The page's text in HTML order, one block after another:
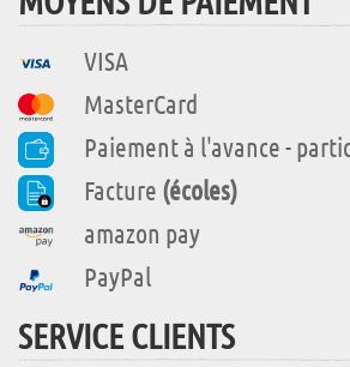
VISA
MasterCard
Paiement à l'avance -
Facture (écoles)
amazon pay
PayPal
SERVICE CLIENTS